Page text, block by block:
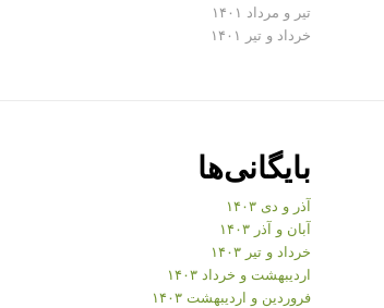
تیر و مرداد ۱۴۰۱
خرداد و تیر ۱۴۰۱
بایگانی‌ها
آذر و دی ۱۴۰۳
آبان و آذر ۱۴۰۳
خرداد و تیر ۱۴۰۳
اردیبهشت و خرداد ۱۴۰۳
فروردین و اردیبهشت ۱۴۰۳